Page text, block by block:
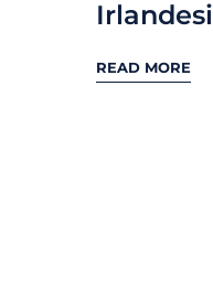
Irlandesi
READ MORE